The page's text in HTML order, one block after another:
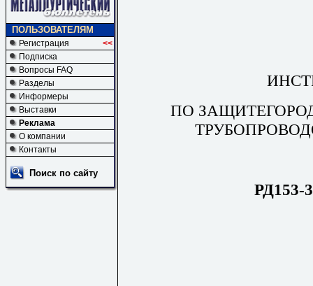
ПОЛЬЗОВАТЕЛЯМ
Регистрация
<<
Подписка
Вопросы FAQ
Разделы
Информеры
Выставки
Реклама
О компании
Контакты
Поиск по сайту
ПО
РД153-